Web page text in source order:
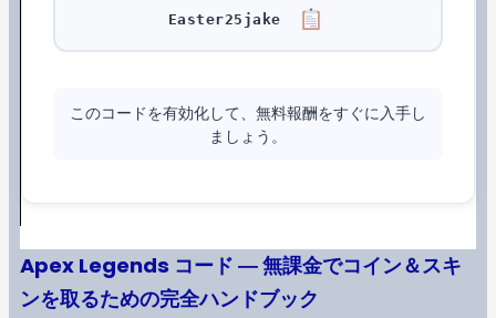
Easter25jake
このコードを有効化して、無料報酬をすぐに入手し
ましょう。
Apex Legends コード ― 無課金でコイン＆スキ
ンを取るための完全ハンドブック